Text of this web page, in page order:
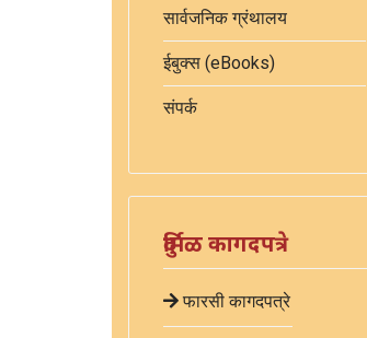
सार्वजनिक ग्रंथालय
ईबुक्स (eBooks)
संपर्क
दुर्मिळ कागदपत्रे
फारसी कागदपत्रे